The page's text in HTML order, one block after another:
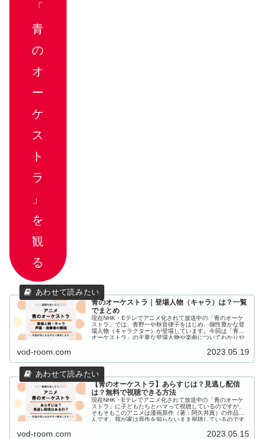
「
青
の
オ
ー
ケ
ス
ト
ラ
」
を
観
る
青のオーケストラ｜登場人物（キャラ）は？一覧
でまとめ
現在NHK・Eテレでアニメ化されて放送中の「青のオーケ
ストラ」では、青野一や秋音律子をはじめ、個性豊かな登
場人物（キャラクター）が登場しています。今回は「青の
オーケストラ」の主要な登場人物や楽曲についてわかりや
vod-room.com 2023.05.19
【青のオーケストラ】あらすじは？見逃し配信
は？無料で視聴できる方法
現在NHK・Eテレでアニメ化されて放送中の「青のオーケ
ストラ」に子どもたちとハマって視聴しているのですが、
そもそもこのアニメは漫画原作（著：阿久井真）の作品な
んです。我が家は原作を知らないまま視聴しているのです
vod-room.com 2023.05.15